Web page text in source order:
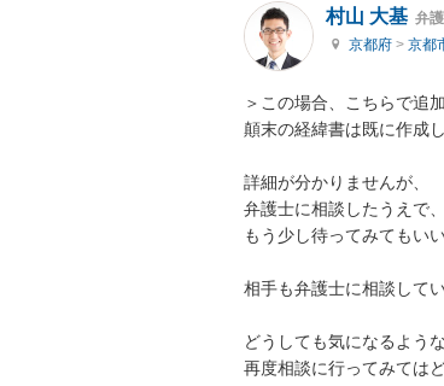
村山 大基 弁
京都府 > 京都
＞この場合、こちらで追
顛末の経緯書は既に作成
詳細が分かりませんが、
弁護士に相談したうえで
もう少し待ってみてもい
相手も弁護士に相談して
どうしても気になるよう
再度相談に行ってみては